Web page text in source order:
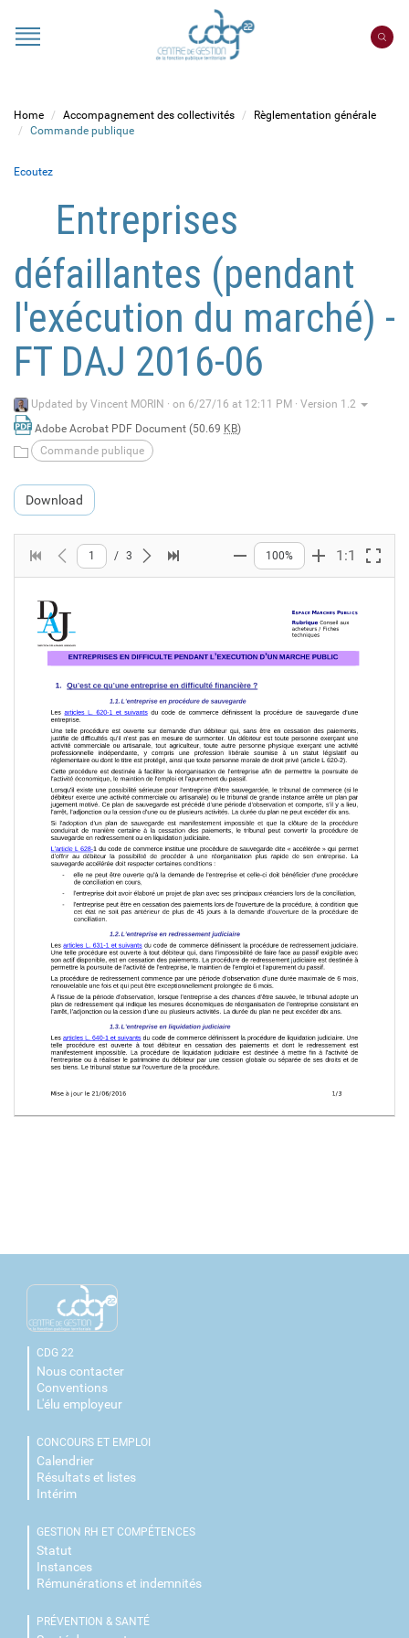
CDG
Home Accompagnement des collectivités
Règlementation générale
Commande publique
Ecoutez
Entreprises
défaillantes (pendant
l'exécution du marché) -
FT DAJ 2016-06
Updated by Vincent MORIN · on 6/27/16 at 12:11 PM · Version 1.2
Adobe Acrobat PDF Document (50.69 KB)
Commande publique
Download
First pagePrevious page
1 / 3
Next pageLast page Zoom out
100%
Zoom in
1:1 Full
CDG 22
Nous contacter
Conventions
L'élu employeur
CONCOURS ET EMPLOI
Calendrier
Résultats et listes
Intérim
GESTION RH ET COMPÉTENCES
Statut
Instances
Rémunérations et indemnités
PRÉVENTION & SANTÉ